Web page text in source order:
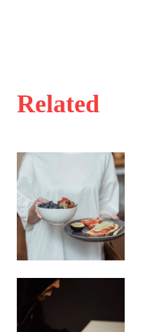
Related